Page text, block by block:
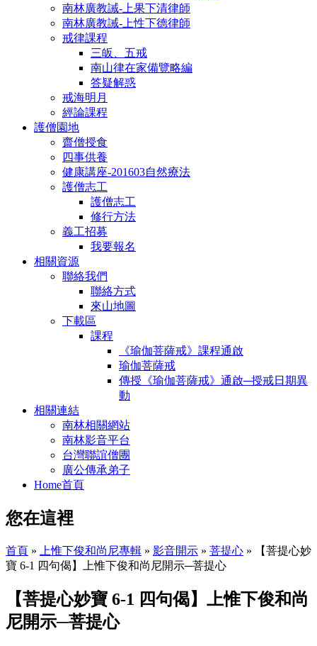
南林廣教誡-上果下清律師
南林廣教誡-上性下德律師
戒律課程
三皈、五戒
南山律在家備覽略編
答疑解惑
戒海明月
經論課程
護僧園地
齋僧授食
四事供養
健康講座-201603自然療法
護僧志工
護僧志工
修行方法
義工招募
我要報名
相關資源
聯絡我們
聯絡方式
來山地圖
下載區
課程
《瑜伽菩薩戒》課程通啟
瑜伽菩薩戒
傳授《瑜伽菩薩戒》通啟─授戒日期異
動
相關連結
南林相關網站
南林影音平台
台灣聯誼僧團
廣公傳承弟子
Home首頁
您在這裡
首頁 » 上惟下俊和尚尼專輯 » 影音開示 » 菩提心 » 【菩提心妙
寶 6-1 四句偈】上惟下俊和尚尼開示─菩提心
【菩提心妙寶 6-1 四句偈】上惟下俊和尚
尼開示─菩提心